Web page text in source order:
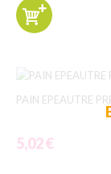
PAIN EPEAUTRE
5,02 €